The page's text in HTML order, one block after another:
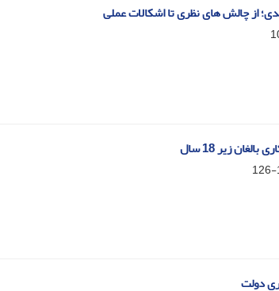
از چالش های نظری تا اشکالات عملی
زیر 18 سال
دولت